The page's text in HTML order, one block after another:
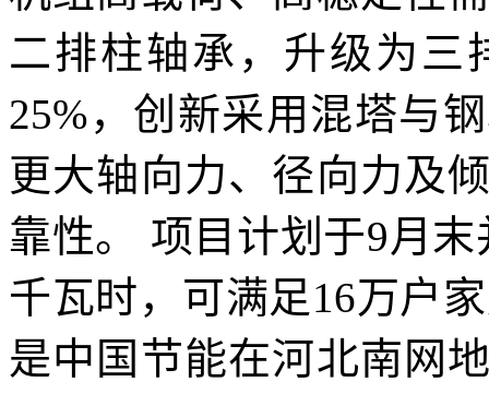
二排柱轴承，升级为三
25%，创新采用混塔与
更大轴向力、径向力及
靠性。 项目计划于9月
千瓦时，可满足16万户
是中国节能在河北南网